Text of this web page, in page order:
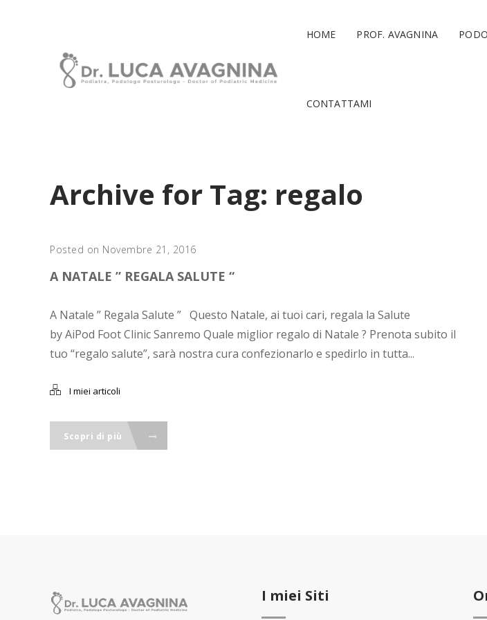
HOME PROF. AVAGNINA
CONTATTAMI
Archive for Tag: regalo
Posted on Novembre 21, 2016
A NATALE ” REGALA SALUTE “
A Natale ” Regala Salute ” Questo Natale, ai tuoi cari, regala la Salute
by AiPod Foot Clinic Sanremo Quale miglior regalo di Natale ? Prenota subito il
tuo “regalo salute”, sarà nostra cura confezionarlo e spedirlo in tutta...
I miei articoli
Scopri di più
I miei Siti